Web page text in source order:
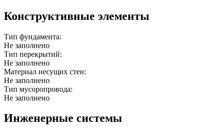
Конструктивные элементы
Тип фундамента:
Не заполнено
Тип перекрытий:
Не заполнено
Материал несущих стен:
Не заполнено
Тип мусоропровода:
Не заполнено
Инженерные системы